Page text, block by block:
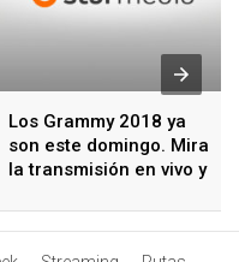
Los Grammy 2018 ya
son este domingo. Mira
la transmisión en vivo y